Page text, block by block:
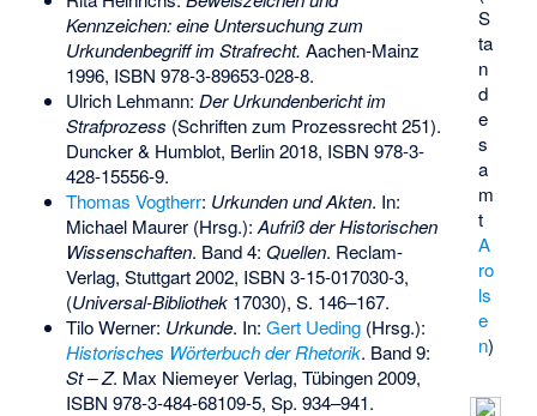
S
ta
n
d
e
s
a
m
t
A
ro
ls
e
n)
Kennzeichen: eine Untersuchung zum
Urkundenbegriff im Strafrecht. Aachen-Mainz
1996, ISBN 978-3-89653-028-8.
Ulrich Lehmann: Der Urkundenbericht im
Strafprozess (Schriften zum Prozessrecht 251).
Duncker & Humblot, Berlin 2018, ISBN 978-3-
428-15556-9.
Thomas Vogtherr: Urkunden und Akten. In:
Michael Maurer (Hrsg.): Aufriß der Historischen
Wissenschaften. Band 4: Quellen. Reclam-
Verlag, Stuttgart 2002, ISBN 3-15-017030-3,
(Universal-Bibliothek17030), S. 146–167.
Tilo Werner: Urkunde. In: Gert Ueding(Hrsg.):
Historisches Wörterbuch der Rhetorik. Band 9:
St – Z. Max Niemeyer Verlag, Tübingen 2009,
ISBN 978-3-484-68109-5, Sp. 934–941.